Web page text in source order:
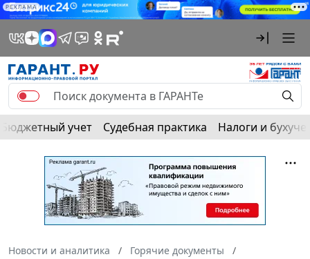
РЕКЛАМА
Бюджетный учет Судебная практика Налоги и
Новости и аналитика
Горячие документы